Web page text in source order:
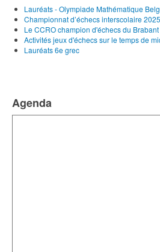
Lauréats - Olympiade Mathématique
Championnat d’échecs interscolaire 2025
Le CCRO champion d'échecs du
Activités jeux d'échecs sur le temps de
Lauréats 6e grec
Agenda